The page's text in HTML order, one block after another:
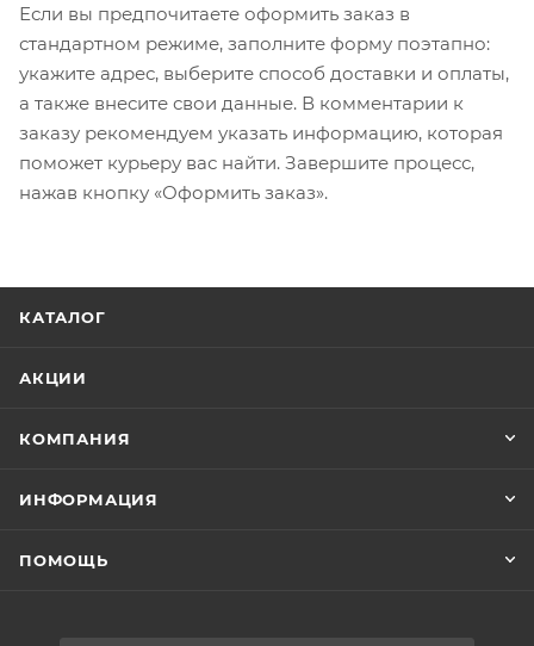
Если вы предпочитаете оформить заказ в
стандартном режиме, заполните форму поэтапно:
укажите адрес, выберите способ доставки и оплаты,
а также внесите свои данные. В комментарии к
заказу рекомендуем указать информацию, которая
поможет курьеру вас найти. Завершите процесс,
нажав кнопку «Оформить заказ».
КАТАЛОГ
АКЦИИ
КОМПАНИЯ
ИНФОРМАЦИЯ
ПОМОЩЬ